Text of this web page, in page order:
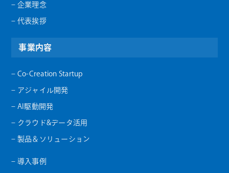
– 企業理念
– 代表挨拶
事業内容
– Co-Creation Startup
– アジャイル開発
– AI駆動開発
– クラウド&データ活用
– 製品＆ソリューション
– 導入事例